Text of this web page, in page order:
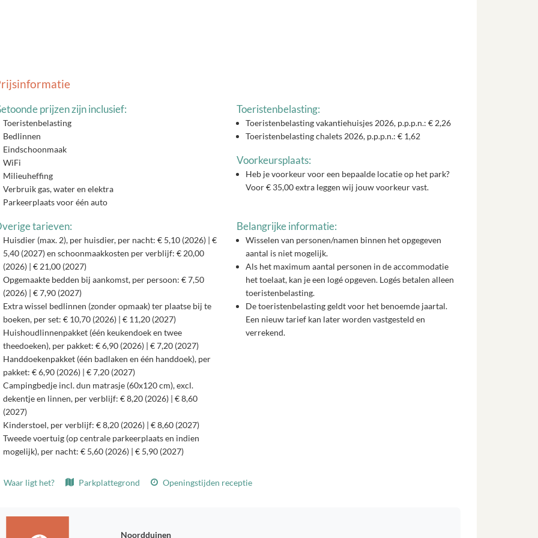
prijzen zijn inclusief:
Toeristenbelasting
Bedlinnen
Eindschoonmaak
WiFi
Milieuheffing
Verbruik gas, water en elektra
Parkeerplaats voor één auto
Toeristenbelasting:
Toeristenbelasting vakantiehuisjes 2026, p.p.p.n.: € 2,26
Toeristenbelasting chalets 2026, p.p.p.n.: € 1,62
Voorkeursplaats:
Heb je voorkeur voor een bepaalde locatie op het park?
Voor € 35,00 extra leggen wij jouw voorkeur vast.
tarieven:
Huisdier (max. 2), per huisdier, per nacht: € 5,10 (2026) | €
5,40 (2027) en schoonmaakkosten per verblijf: € 20,00
(2026) | € 21,00 (2027)
Opgemaakte bedden bij aankomst, per persoon: € 7,50
(2026) | € 7,90 (2027)
Extra wissel bedlinnen (zonder opmaak) ter plaatse bij te
boeken, per set: € 10,70 (2026) | € 11,20 (2027)
Huishoudlinnenpakket (één keukendoek en twee
theedoeken), per pakket: € 6,90 (2026) | € 7,20 (2027)
Handdoekenpakket (één badlaken en één handdoek), per
pakket: € 6,90 (2026) | € 7,20 (2027)
Campingbedje incl. dun matrasje (60x120 cm), excl.
dekentje en linnen, per verblijf: € 8,20 (2026) | € 8,60
(2027)
Kinderstoel, per verblijf: € 8,20 (2026) | € 8,60 (2027)
Tweede voertuig (op centrale parkeerplaats en indien
mogelijk), per nacht: € 5,60 (2026) | € 5,90 (2027)
Belangrijke informatie:
Wisselen van personen/namen binnen het opgegeven
aantal is niet mogelijk.
Als het maximum aantal personen in de accommodatie
het toelaat, kan je een logé opgeven. Logés betalen alleen
toeristenbelasting.
De toeristenbelasting geldt voor het benoemde jaartal.
Een nieuw tarief kan later worden vastgesteld en
verrekend.
Waar ligt het? Parkplattegrond Openingstijden receptie
Noordduinen